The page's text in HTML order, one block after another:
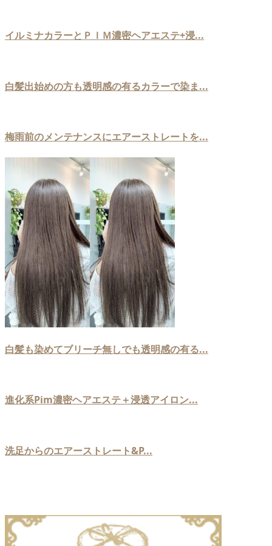
イルミナカラーとＰＩＭ濃密ヘアエステ+浸...
白髪出始めの方も透明感の有るカラーで染ま...
梅雨前のメンテナンスにエアーストレートを...
白髪も染めてブリーチ無しでも透明感の有る...
進化系Pim濃密ヘアエステ＋浸透アイロン...
洗足からのエアーストレート&P...